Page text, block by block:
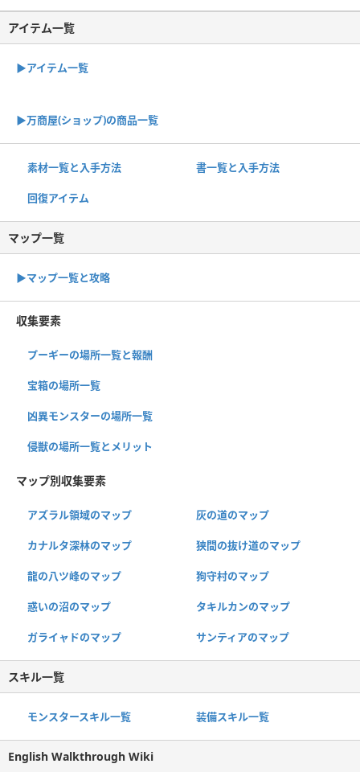
アイテム一覧
▶アイテム一覧
▶︎万商屋(ショップ)の商品一覧
素材一覧と入手方法 書一覧と入手方法
回復アイテム
マップ一覧
▶︎マップ一覧と攻略
収集要素
プーギーの場所一覧と報酬
宝箱の場所一覧
凶異モンスターの場所一覧
侵獣の場所一覧とメリット
マップ別収集要素
アズラル領域のマップ 灰の道のマップ
カナルタ深林のマップ 狭間の抜け道のマップ
龍の八ツ峰のマップ 狗守村のマップ
惑いの沼のマップ タキルカンのマップ
ガライャドのマップ サンティアのマップ
スキル一覧
モンスタースキル一覧 装備スキル一覧
English Walkthrough Wiki